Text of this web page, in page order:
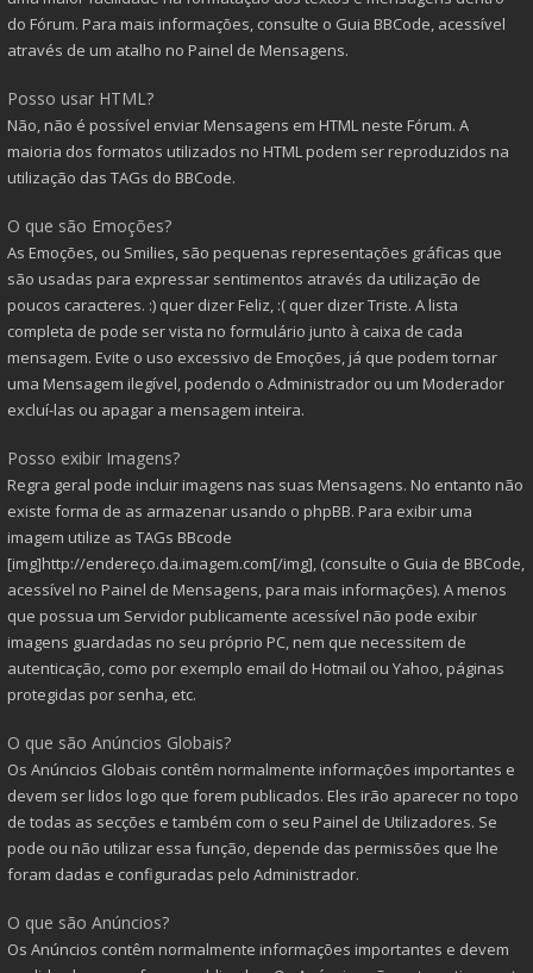
do Fórum. Para mais informações, consulte o Guia BBCode, acessível
através de um atalho no Painel de Mensagens.
Posso usar HTML?
Não, não é possível enviar Mensagens em HTML neste Fórum. A
maioria dos formatos utilizados no HTML podem ser reproduzidos na
utilização das TAGs do BBCode.
O que são Emoções?
As Emoções, ou Smilies, são pequenas representações gráficas que
são usadas para expressar sentimentos através da utilização de
poucos caracteres. :) quer dizer Feliz, :( quer dizer Triste. A lista
completa de pode ser vista no formulário junto à caixa de cada
mensagem. Evite o uso excessivo de Emoções, já que podem tornar
uma Mensagem ilegível, podendo o Administrador ou um Moderador
excluí-las ou apagar a mensagem inteira.
Posso exibir Imagens?
Regra geral pode incluir imagens nas suas Mensagens. No entanto não
existe forma de as armazenar usando o phpBB. Para exibir uma
imagem utilize as TAGs BBcode
[img]http://endereço.da.imagem.com[/img], (consulte o Guia de BBCode,
acessível no Painel de Mensagens, para mais informações). A menos
que possua um Servidor publicamente acessível não pode exibir
imagens guardadas no seu próprio PC, nem que necessitem de
autenticação, como por exemplo email do Hotmail ou Yahoo, páginas
protegidas por senha, etc.
O que são Anúncios Globais?
Os Anúncios Globais contêm normalmente informações importantes e
devem ser lidos logo que forem publicados. Eles irão aparecer no topo
de todas as secções e também com o seu Painel de Utilizadores. Se
pode ou não utilizar essa função, depende das permissões que lhe
foram dadas e configuradas pelo Administrador.
O que são Anúncios?
Os Anúncios contêm normalmente informações importantes e devem